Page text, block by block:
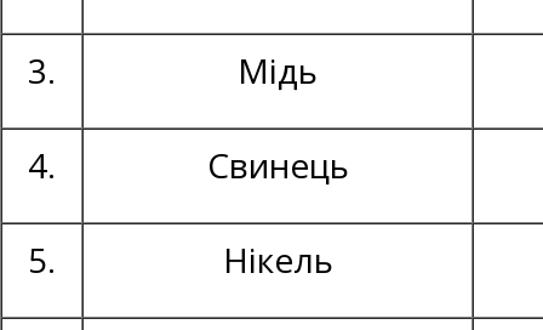
3. Мідь
4. Свинець
5. Нікель